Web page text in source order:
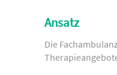
Ansatz
Die